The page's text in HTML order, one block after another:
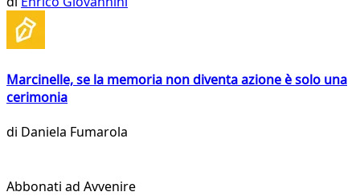
Marcinelle, se la memoria non diventa azione è solo una
cerimonia
di Daniela Fumarola
Abbonati ad Avvenire